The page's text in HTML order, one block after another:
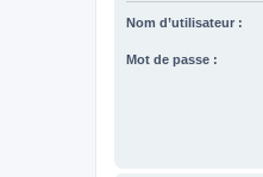
Nom d’utilisateur :
Mot de passe :